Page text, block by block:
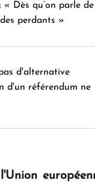
« Dès qu’on parle de
perdants »
d'alternative
d'un référendum ne